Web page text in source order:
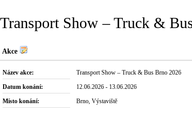
Transport Show – Truck &
Akce
Název akce: Transport Show – Truck & Bus Brno 2026
Datum konání: 12.06.2026 - 13.06.2026
Místo konání: Brno, Výstaviště